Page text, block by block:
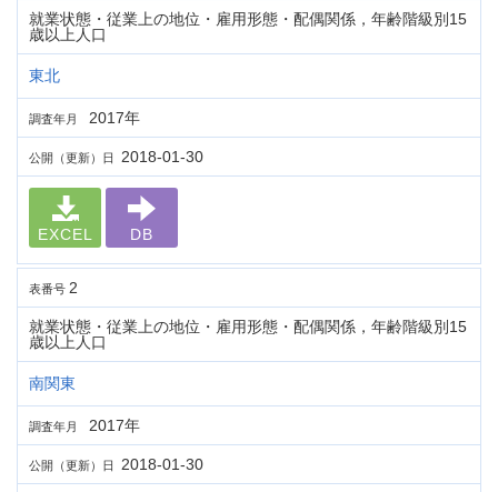
就業状態・従業上の地位・雇用形態・配偶関係，年齢階級別15
歳以上人口
東北
調査年月 2017年
公開（更新）日 2018-01-30
EXCEL DB
表番号 2
就業状態・従業上の地位・雇用形態・配偶関係，年齢階級別15
歳以上人口
南関東
調査年月 2017年
公開（更新）日 2018-01-30